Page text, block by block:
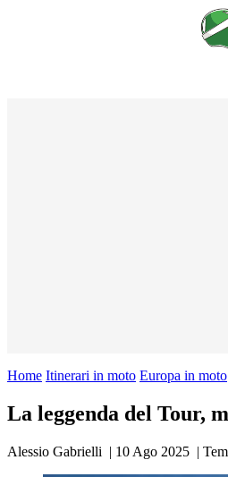
Home Itinerari in moto Europa in moto
La leggenda del Tour,
Alessio Gabrielli | 10 Ago 2025 |